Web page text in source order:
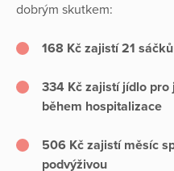
dobrým skutkem:
168 Kč zajistí 21
334 Kč zajistí jídlo pro
během hospitalizace
506 Kč zajistí měsíc
podvýživou